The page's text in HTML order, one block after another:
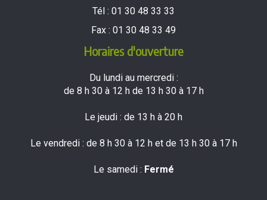
Tél : 01 30 48 33 33
Fax : 01 30 48 33 49
Horaires d'ouverture
Du lundi au mercredi :
de 8 h 30 à 12 h de 13 h 30 à 17 h
Le jeudi : de 13 h à 20 h
Le vendredi : de 8 h 30 à 12 h et de 13 h 30 à 17 h
Le samedi : Fermé